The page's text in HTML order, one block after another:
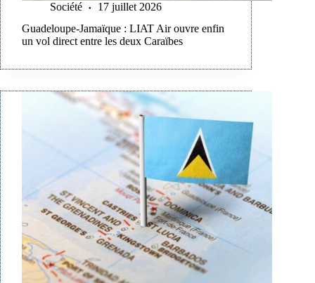
Société
17 juillet 2026
Guadeloupe-Jamaïque : LIAT Air ouvre enfin
un vol direct entre les deux Caraïbes